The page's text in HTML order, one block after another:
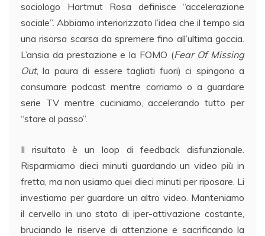
sociologo Hartmut Rosa definisce “accelerazione
sociale”. Abbiamo interiorizzato l’idea che il tempo sia
una risorsa scarsa da spremere fino all’ultima goccia.
L’ansia da prestazione e la FOMO (Fear Of Missing
Out, la paura di essere tagliati fuori) ci spingono a
consumare podcast mentre corriamo o a guardare
serie TV mentre cuciniamo, accelerando tutto per
“stare al passo”.
Il risultato è un loop di feedback disfunzionale.
Risparmiamo dieci minuti guardando un video più in
fretta, ma non usiamo quei dieci minuti per riposare. Li
investiamo per guardare un altro video. Manteniamo
il cervello in uno stato di iper-attivazione costante,
bruciando le riserve di attenzione e sacrificando la